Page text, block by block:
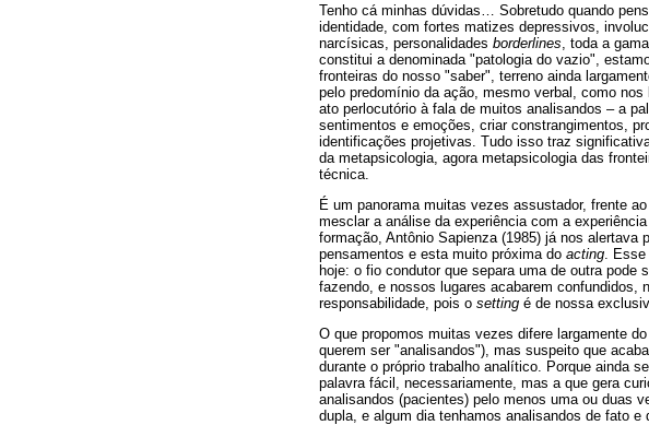
Tenho cá minhas dúvidas… Sobretudo quando
identidade, com fortes matizes depressivos,
narcísicas, personalidades borderlines , toda a
constitui a denominada "patologia do vazio",
fronteiras do nosso "saber", terreno ainda
pelo predomínio da ação, mesmo verbal, como
ato perlocutório à fala de muitos analisandos – a
sentimentos e emoções, criar constrangimentos,
identificações projetivas. Tudo isso traz
da metapsicologia, agora metapsicologia das
técnica.
É um panorama muitas vezes assustador, frente
mesclar a análise da experiência com a
formação, Antônio Sapienza (1985) já nos alertava
pensamentos e esta muito próxima do acting .
hoje: o fio condutor que separa uma de outra pode
fazendo, e nossos lugares acabarem confundidos,
responsabilidade, pois o setting é de nossa
O que propomos muitas vezes difere largamente
querem ser "analisandos"), mas suspeito que
durante o próprio trabalho analítico. Porque ainda
palavra fácil, necessariamente, mas a que gera
analisandos (pacientes) pelo menos uma ou duas
dupla, e algum dia tenhamos analisandos de fato e